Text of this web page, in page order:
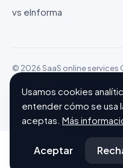
vs eInforma
© 2026 SaaS online services
15551 Tallinn (Estonia)
Configurar cookies
Usamos cookies
entender cómo se usa
aceptas. Más
Aceptar